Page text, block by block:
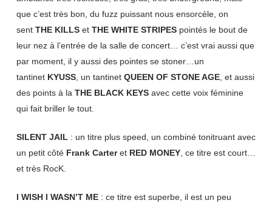
que c’est très bon, du fuzz puissant nous ensorcèle, on
sent THE KILLSet THE WHITE STRIPESpointés le bout de
leur nez à l’entrée de la salle de concert… c’est vrai aussi que
par moment, il y aussi des pointes se stoner…un
tantinet KYUSS, un tantinet QUEEN OF STONE AGE, et aussi
des points à la THE BLACK KEYSavec cette voix féminine
qui fait briller le tout.
SILENT JAIL : un titre plus speed, un combiné tonitruant avec
un petit côté Frank Carteret RED MONEY, ce titre est court…
et très RocK.
I WISH I WASN’T ME: ce titre est superbe, il est un peu